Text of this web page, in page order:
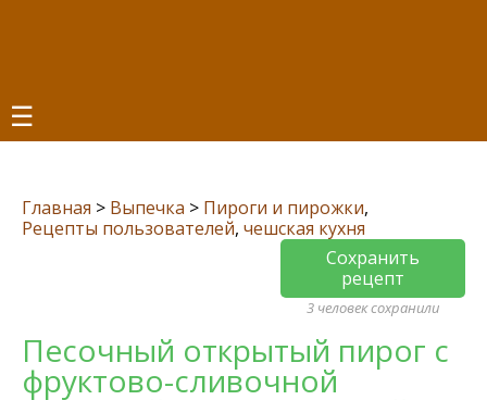
☰
Главная > Выпечка > Пироги и пирожки,
Рецепты пользователей, чешская кухня
Сохранить
рецепт
3 человек сохранили
Песочный открытый пирог с
фруктово-сливочной